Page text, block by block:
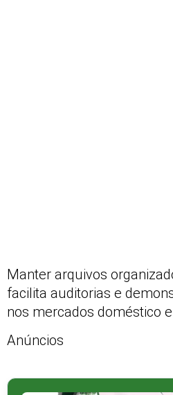
Manter arquivos
facilita auditorias e
nos mercados doméstico
Anúncios